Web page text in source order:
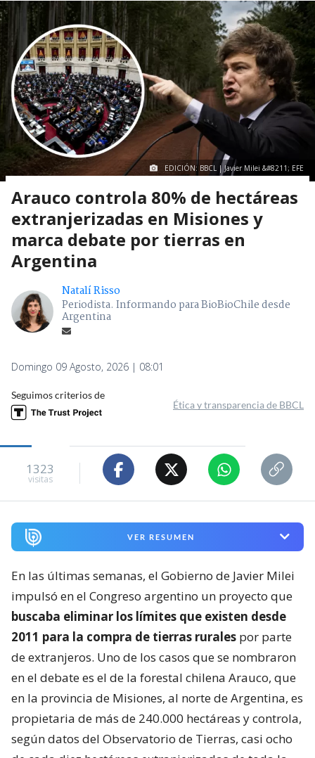
EDICIÓN: BBCL | Javier Milei &#8211; EFE
Arauco controla 80% de hectáreas
extranjerizadas en Misiones y
marca debate por tierras en
Argentina
Natalí Risso
Periodista. Informando para BioBioChile desde
Argentina
Domingo 09 Agosto, 2026 | 08:01
Seguimos criterios de
Ética y transparencia de BBCL
1323
visitas
VER RESUMEN
En las últimas semanas, el Gobierno de Javier Milei
impulsó en el Congreso argentino un proyecto que
buscaba eliminar los límites que existen desde
2011 para la compra de tierras rurales por parte
de extranjeros. Uno de los casos que se nombraron
en el debate es el de la forestal chilena Arauco, que
en la provincia de Misiones, al norte de Argentina, es
propietaria de más de 240.000 hectáreas y controla,
según datos del Observatorio de Tierras, casi ocho